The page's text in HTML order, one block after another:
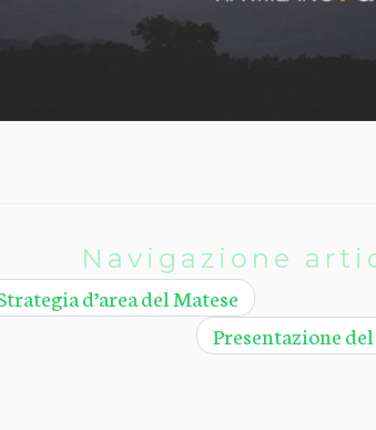
Navigazione
d’area del Matese
Presentazione